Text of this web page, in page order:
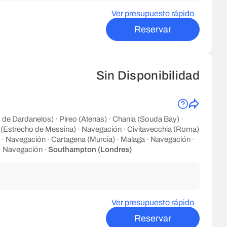
Reservar
Ver presupuesto rápido
Sin Disponibilidad
Dardanelos) · Pireo (Atenas) · Chania (Souda Bay) ·
de Messina) · Navegación · Civitavecchia (Roma)
Navegación · Cartagena (Murcia) · Malaga · Navegación ·
Navegación · Southampton (Londres)
Reservar
Ver presupuesto rápido